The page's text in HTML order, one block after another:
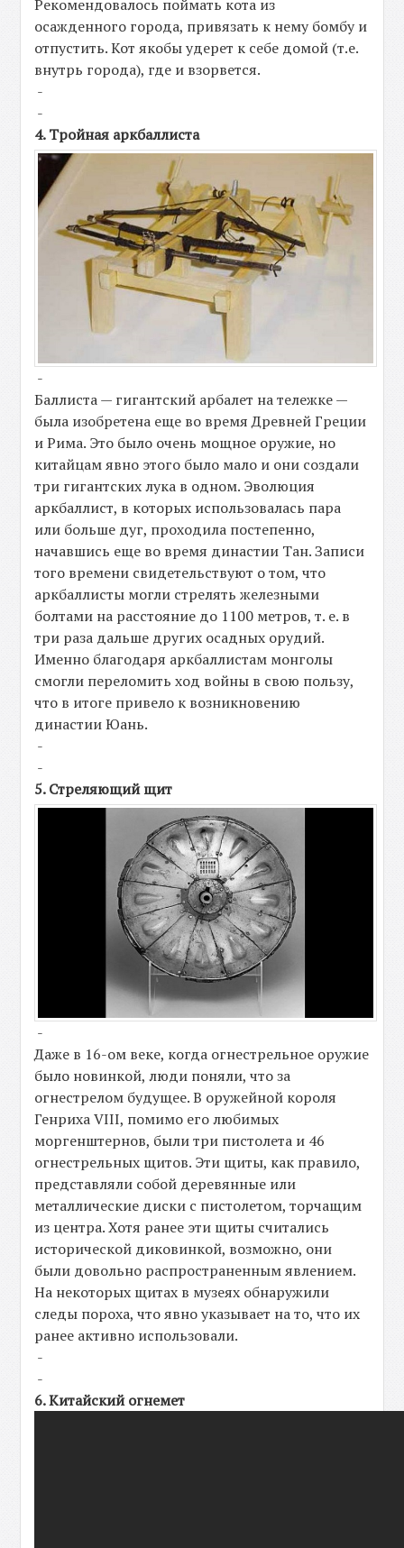
Рекомендовалось поймать кота из
осажденного города, привязать к нему бомбу и
отпустить. Кот якобы удерет к себе домой (т.е.
внутрь города), где и взорвется.
-
-
4. Тройная аркбаллиста
-
Баллиста — гигантский арбалет на тележке —
была изобретена еще во время Древней Греции
и Рима. Это было очень мощное оружие, но
китайцам явно этого было мало и они создали
три гигантских лука в одном. Эволюция
аркбаллист, в которых использовалась пара
или больше дуг, проходила постепенно,
начавшись еще во время династии Тан. Записи
того времени свидетельствуют о том, что
аркбаллисты могли стрелять железными
болтами на расстояние до 1100 метров, т. е. в
три раза дальше других осадных орудий.
Именно благодаря аркбаллистам монголы
смогли переломить ход войны в свою пользу,
что в итоге привело к возникновению
династии Юань.
-
-
5. Стреляющий щит
-
Даже в 16-ом веке, когда огнестрельное оружие
было новинкой, люди поняли, что за
огнестрелом будущее. В оружейной короля
Генриха VIII, помимо его любимых
моргенштернов, были три пистолета и 46
огнестрельных щитов. Эти щиты, как правило,
представляли собой деревянные или
металлические диски с пистолетом, торчащим
из центра. Хотя ранее эти щиты считались
исторической диковинкой, возможно, они
были довольно распространенным явлением.
На некоторых щитах в музеях обнаружили
следы пороха, что явно указывает на то, что их
ранее активно использовали.
-
-
6. Китайский огнемет